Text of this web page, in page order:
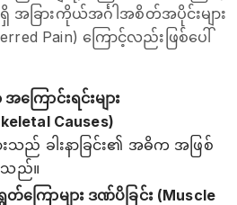
ခြားကိုယ်အင်္ဂါအစိတ်အပိုင်းများ
Pain) ကြောင့်လည်းဖြစ်ပေါ်
ကြောင်းရင်းများ
Causes)
းသည် ခါးနာခြင်း၏ အဓိက အဖြစ်
သည်။
ကြောများ ဒဏ်ပိခြင်း (Muscle